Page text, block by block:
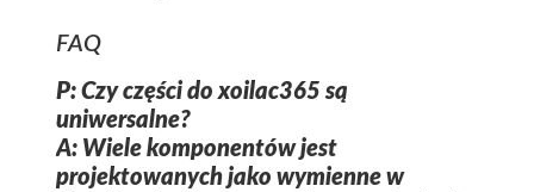
FAQ
P: Czy części do xoilac365 są
uniwersalne?
A: Wiele komponentów jest
projektowanych jako wymienne w